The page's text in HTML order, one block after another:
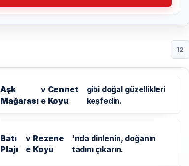
12
Aşk
Mağarası
v
e
Cennet
Koyu
gibi doğal güzellikleri
keşfedin.
Batı
Plajı
v
e
Rezene
Koyu
'nda dinlenin, doğanın
tadını çıkarın.